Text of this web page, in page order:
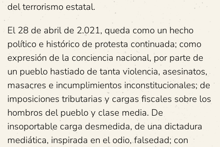
del terrorismo estatal.
El 28 de abril de 2.021, queda como un hecho
político e histórico de protesta continuada; como
expresión de la conciencia nacional, por parte de
un pueblo hastiado de tanta violencia, asesinatos,
masacres e incumplimientos inconstitucionales; de
imposiciones tributarias y cargas fiscales sobre los
hombros del pueblo y clase media. De
insoportable carga desmedida, de una dictadura
mediática, inspirada en el odio, falsedad; con